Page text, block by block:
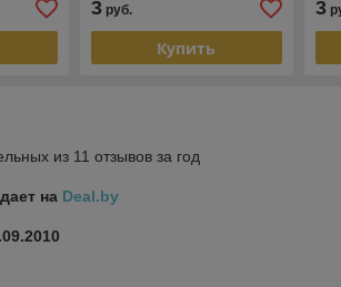
3руб.
Купить
3
из 11 отзывов за год
на Deal.by